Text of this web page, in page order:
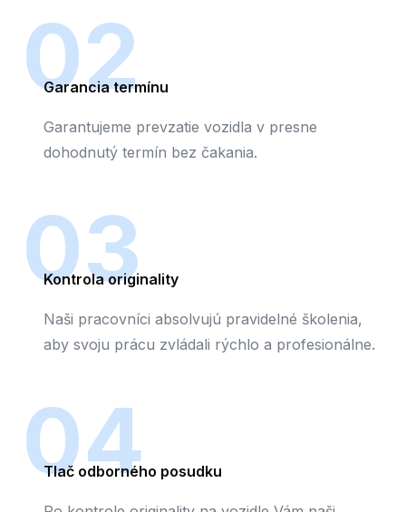
02
Garancia termínu
Garantujeme prevzatie vozidla v presne
dohodnutý termín bez čakania.
03
Kontrola originality
Naši pracovníci absolvujú pravidelné školenia,
aby svoju prácu zvládali rýchlo a profesionálne.
04
Tlač odborného posudku